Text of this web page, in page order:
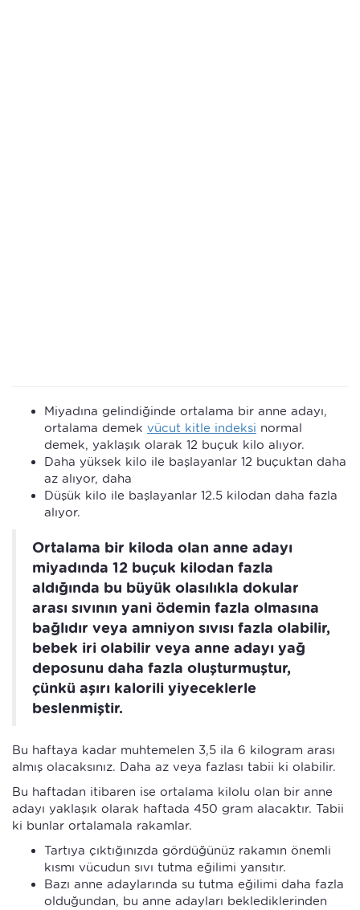
Miyadına gelindiğinde ortalama bir anne adayı,
ortalama demek vücut kitle indeksi normal
demek, yaklaşık olarak 12 buçuk kilo alıyor.
Daha yüksek kilo ile başlayanlar 12 buçuktan daha
az alıyor, daha
Düşük kilo ile başlayanlar 12.5 kilodan daha fazla
alıyor.
Ortalama bir kiloda olan anne adayı
miyadında 12 buçuk kilodan fazla
aldığında bu büyük olasılıkla dokular
arası sıvının yani ödemin fazla olmasına
bağlıdır veya amniyon sıvısı fazla olabilir,
bebek iri olabilir veya anne adayı yağ
deposunu daha fazla oluşturmuştur,
çünkü aşırı kalorili yiyeceklerle
beslenmiştir.
Bu haftaya kadar muhtemelen 3,5 ila 6 kilogram arası
almış olacaksınız. Daha az veya fazlası tabii ki olabilir.
Bu haftadan itibaren ise ortalama kilolu olan bir anne
adayı yaklaşık olarak haftada 450 gram alacaktır. Tabii
ki bunlar ortalamala rakamlar.
Tartıya çıktığınızda gördüğünüz rakamın önemli
kısmı vücudun sıvı tutma eğilimi yansıtır.
Bazı anne adaylarında su tutma eğilimi daha fazla
olduğundan, bu anne adayları beklediklerinden